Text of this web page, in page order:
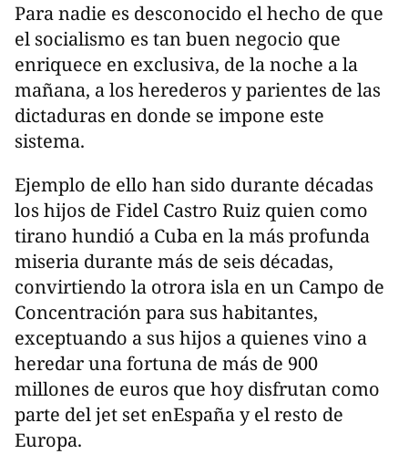
Para nadie es desconocido el hecho de que
el socialismo es tan buen negocio que
enriquece en exclusiva, de la noche a la
mañana, a los herederos y parientes de las
dictaduras en donde se impone este
sistema.
Ejemplo de ello han sido durante décadas
los hijos de Fidel Castro Ruiz quien como
tirano hundió a Cuba en la más profunda
miseria durante más de seis décadas,
convirtiendo la otrora isla en un Campo de
Concentración para sus habitantes,
exceptuando a sus hijos a quienes vino a
heredar una fortuna de más de 900
millones de euros que hoy disfrutan como
parte del jet set enEspaña y el resto de
Europa.